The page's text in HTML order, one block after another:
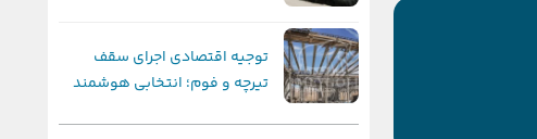
توجیه اقتصادی اجرای سقف
تیرچه و فوم؛ انتخابی هوشمند